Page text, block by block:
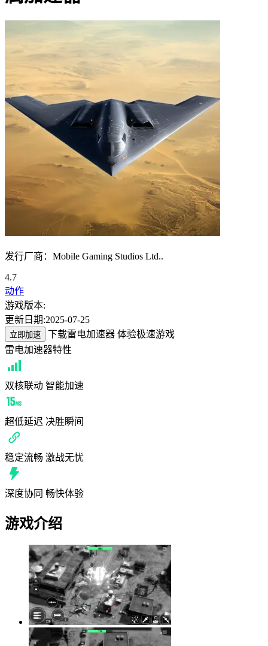
发行厂商：Mobile Gaming Studios Ltd..
4.7
动作
游戏版本:
更新日期:2025-07-25
立即加速
下载雷电加速器 体验极速游戏
雷电加速器特性
双核联动 智能加速
超低延迟 决胜瞬间
稳定流畅 激战无忧
深度协同 畅快体验
游戏介绍